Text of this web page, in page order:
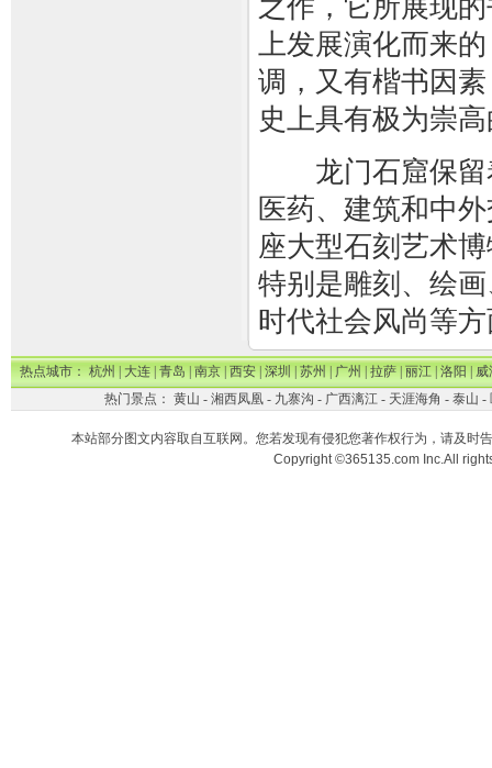
之作，它所展现
上发展演化而来
调，又有楷书因
史上具有极为崇
龙门石窟保留
医药、建筑和中
座大型石刻艺术
特别是雕刻、绘
时代社会风尚等
热点城市：杭州|大连|青岛|南京|西安|深圳|苏州|广州|拉萨|丽江|洛阳|威
热门景点： 黄山 - 湘西凤凰- 九寨沟 - 广西漓江- 天涯海角 - 泰山 -
本站部分图文内容取自互联网。您若发现有侵犯您著作权行为，请及时
Copyright ©365135.com Inc.All